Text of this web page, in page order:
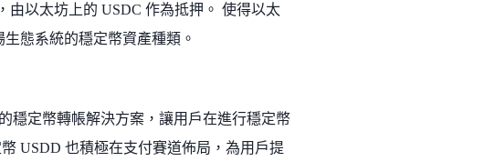
由以太坊上的 USDC 作為抵押。 使得以太
態系統的穩定幣資產種類。
穩定幣轉帳解決方案，讓用戶在進行穩定幣
USDD 也積極在支付賽道佈局，為用戶提